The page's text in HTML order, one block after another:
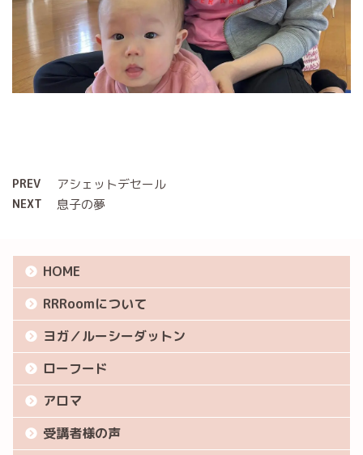
PREV アシェットデセール
NEXT 息子の夢
HOME
RRRoomについて
ヨガ／ルーシーダットン
ローフード
アロマ
受講者様の声